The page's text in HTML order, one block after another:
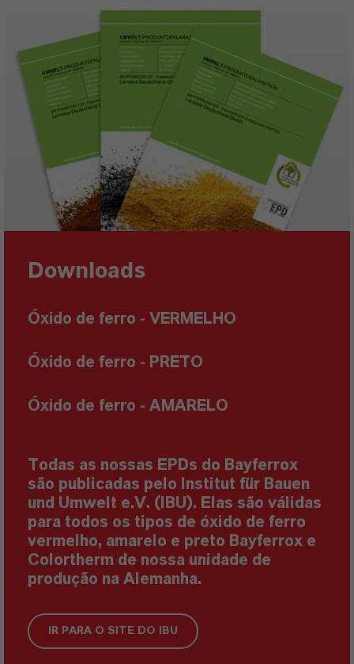
Downloads
Óxido de ferro - VERMELHO
Óxido de ferro - PRETO
Óxido de ferro - AMARELO
Todas as nossas EPDs do Bayferrox
são publicadas pelo Institut für Bauen
und Umwelt e.V. (IBU). Elas são válidas
para todos os tipos de óxido de ferro
vermelho, amarelo e preto Bayferrox e
Colortherm de nossa unidade de
produção na Alemanha.
IR PARA O SITE DO IBU